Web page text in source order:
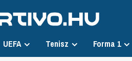
UEFA Tenisz Forma 1